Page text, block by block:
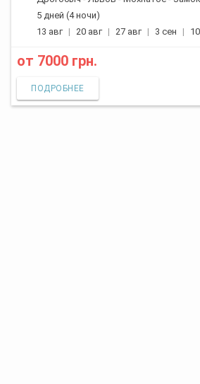
5 дней (4 ночи)
13 авг
20 авг 27 авг 3 сен
от 7000 грн.
ПОДРОБНЕЕ